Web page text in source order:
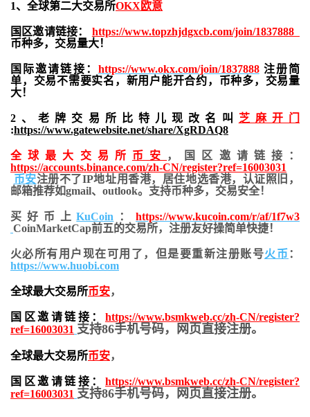
1、全球第二大交易所OKX欧意
国区邀请链接： https://www.topzhjdgxcb.com/join/1837888
币种多，交易量大！
国际邀请链接： https://www.okx.com/join/1837888注册简
单，交易不需要实名，新用户能开合约， 币种多，交易量
大！
2、老牌交易所比特儿现改名叫 芝麻开门
:https://www.gatewebsite.net/share/XgRDAQ8
全球最大交易所 币安
，国区邀请链接：
https://accounts.binance.com/zh-CN/register?ref=16003031
币安注册不了IP地址用香港，居住地选香港，认证照旧，
邮箱推荐如gmail、outlook。支持币种多，交易安全！
买好币上KuCoin ：https://www.kucoin.com/r/af/1f7w3
CoinMarketCap前五的交易所，注册友好操简单快捷！
火必所有用户现在可用了，但是要重新注册账号火币 ：
https://www.huobi.com
全球最大交易所币安，
国区邀请链接： https://www.bsmkweb.cc/zh-CN/register?
ref=16003031 支持86手机号码，网页直接注册。
全球最大交易所币安，
国区邀请链接： https://www.bsmkweb.cc/zh-CN/register?
ref=16003031 支持86手机号码，网页直接注册。